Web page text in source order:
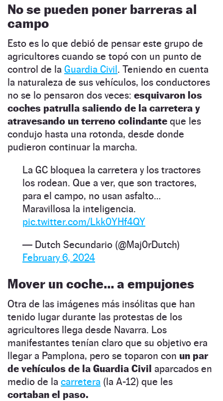
No se pueden poner barreras al
campo
Esto es lo que debió de pensar este grupo de
agricultores cuando se topó con un punto de
control de la Guardia Civil. Teniendo en cuenta
la naturaleza de sus vehículos, los conductores
no se lo pensaron dos veces: esquivaron los
coches patrulla saliendo de la carretera y
atravesando un terreno colindante que les
condujo hasta una rotonda, desde donde
pudieron continuar la marcha.
La GC bloquea la carretera y los tractores
los rodean. Que a ver, que son tractores,
para el campo, no usan asfalto…
Maravillosa la inteligencia.
pic.twitter.com/Lkk0YHf4QY
— Dutch Secundario (@Maj0rDutch)
February 6, 2024
Mover un coche… a empujones
Otra de las imágenes más insólitas que han
tenido lugar durante las protestas de los
agricultores llega desde Navarra. Los
manifestantes tenían claro que su objetivo era
llegar a Pamplona, pero se toparon con un par
de vehículos de la Guardia Civil aparcados en
medio de la carretera (la A-12) que les
cortaban el paso.